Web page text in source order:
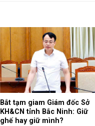
Bắt tạm giam Giám đốc Sở
KH&CN tỉnh Bắc Ninh: Giữ
ghế hay giữ mình?